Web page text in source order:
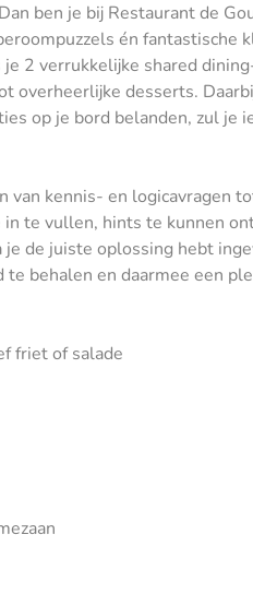
ben je bij Restaurant de
én fantastische
2 verrukkelijke shared
overheerlijke desserts.
op je bord belanden, zul je
van kennis- en logicavragen
te vullen, hints te kunnen
de juiste oplossing hebt
behalen en daarmee een
friet of salade